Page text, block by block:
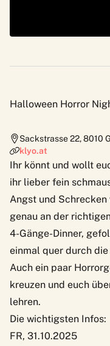
Halloween Horror
Sackstrasse 22,8010
klyo.at
Ihr könnt und wollt
ihr lieber fein
Angst und Schrecken
genau an der
4-Gänge-Dinner,
einmal quer durch
Auch ein paar
kreuzen und euch
lehren.
Die wichtigsten Infos:
FR, 31.10.2025